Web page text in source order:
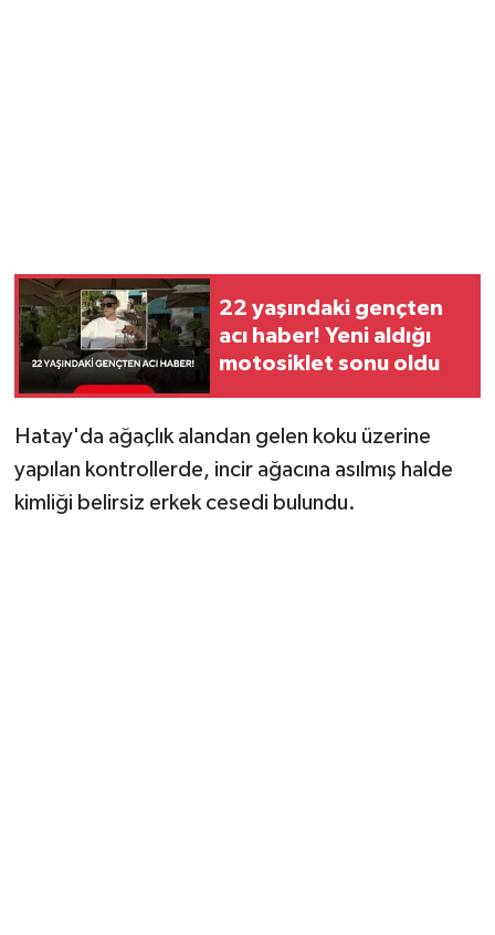
22 yaşındaki gençten
acı haber! Yeni aldığı
motosiklet sonu oldu
Hatay'da ağaçlık alandan gelen koku üzerine
yapılan kontrollerde, incir ağacına asılmış halde
kimliği belirsiz erkek cesedi bulundu.